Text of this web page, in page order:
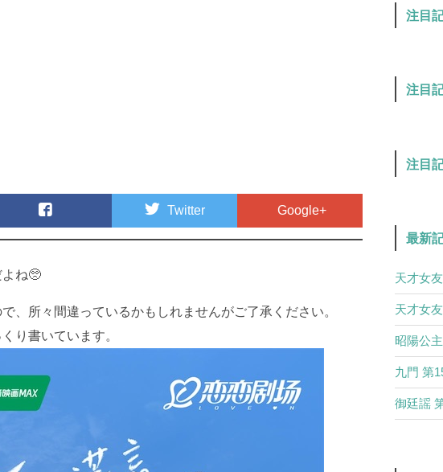
Twitter Google+
ね🥺
、所々間違っているかもしれませんがご了承ください。
り書いています。
注目
注目
注目
最新
天才女
天才女
昭陽公
九門 第
御廷謡